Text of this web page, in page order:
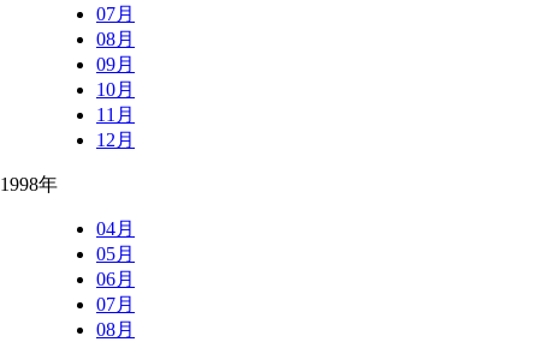
07月
08月
09月
10月
11月
12月
1998年
04月
05月
06月
07月
08月